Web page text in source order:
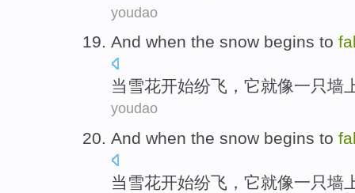
youdao
And when the snow begins to
当 雪花开始纷飞， 它就像一只墙
youdao
And when the snow begins to
当 雪花开始纷飞， 它就像一只墙